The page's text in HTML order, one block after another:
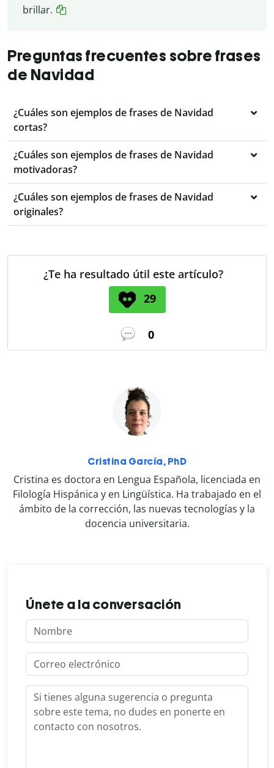
brillar.
Preguntas frecuentes sobre frases
de Navidad
¿Cuáles son ejemplos de frases de Navidad
cortas?
¿Cuáles son ejemplos de frases de Navidad
motivadoras?
¿Cuáles son ejemplos de frases de Navidad
originales?
¿Te ha resultado útil este artículo?
29
0
Cristina García, PhD
Cristina es doctora en Lengua Española, licenciada en
Filología Hispánica y en Lingüística. Ha trabajado en el
ámbito de la corrección, las nuevas tecnologías y la
docencia universitaria.
Únete a la conversación